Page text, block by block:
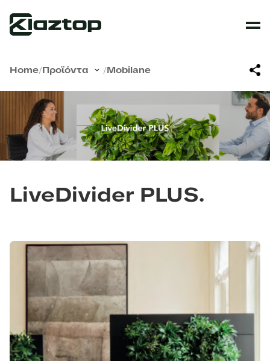
Home/Προϊόντα /Mobilane
LiveDivider PLUS